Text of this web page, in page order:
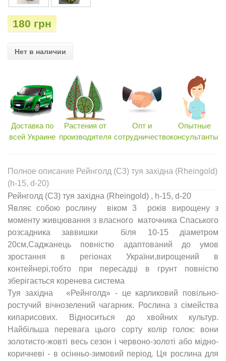
180 грн
Нет в наличии
Доставка по
всей Украине
Растения от
производителя
Опт и
сотрудничество
Опытные
консультанты
Полное описание Рейнголд (С3) туя західна (Rheingold)
(h-15, d-20)
Рейнголд (С3) туя західна (Rheingold) , h-15, d-20
Являє собою рослину віком 3 років вирощену з
моменту живцювання з власного маточника Спаського
розсадника заввишки біля 10-15 діаметром
20см,Саджанець повністю адаптований до умов
зростання в регіонах України,вирощений в
контейнері,тобто при пересадці в грунт повністю
зберігається коренева система
Туя західна «Рейнголд» - це карликовий повільно-
ростучий вічнозелений чагарник. Рослина з сімейства
кипарисових. Відноситься до хвойних культур.
Найбільша перевага цього сорту колір голок: вони
золотисто-жовті весь сезон і червоно-золоті або мідно-
коричневі - в осінньо-зимовий період. Ця рослина для